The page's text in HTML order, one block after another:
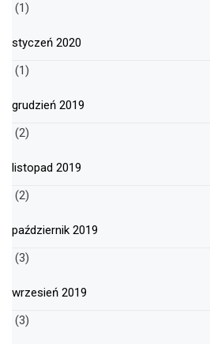
(1)
styczeń 2020
(1)
grudzień 2019
(2)
listopad 2019
(2)
październik 2019
(3)
wrzesień 2019
(3)